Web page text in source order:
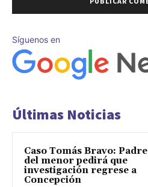
Síguenos en
Últimas Noticias
Caso Tomás Bravo: Padre
del menor pedirá que
investigación regrese a
Concepción